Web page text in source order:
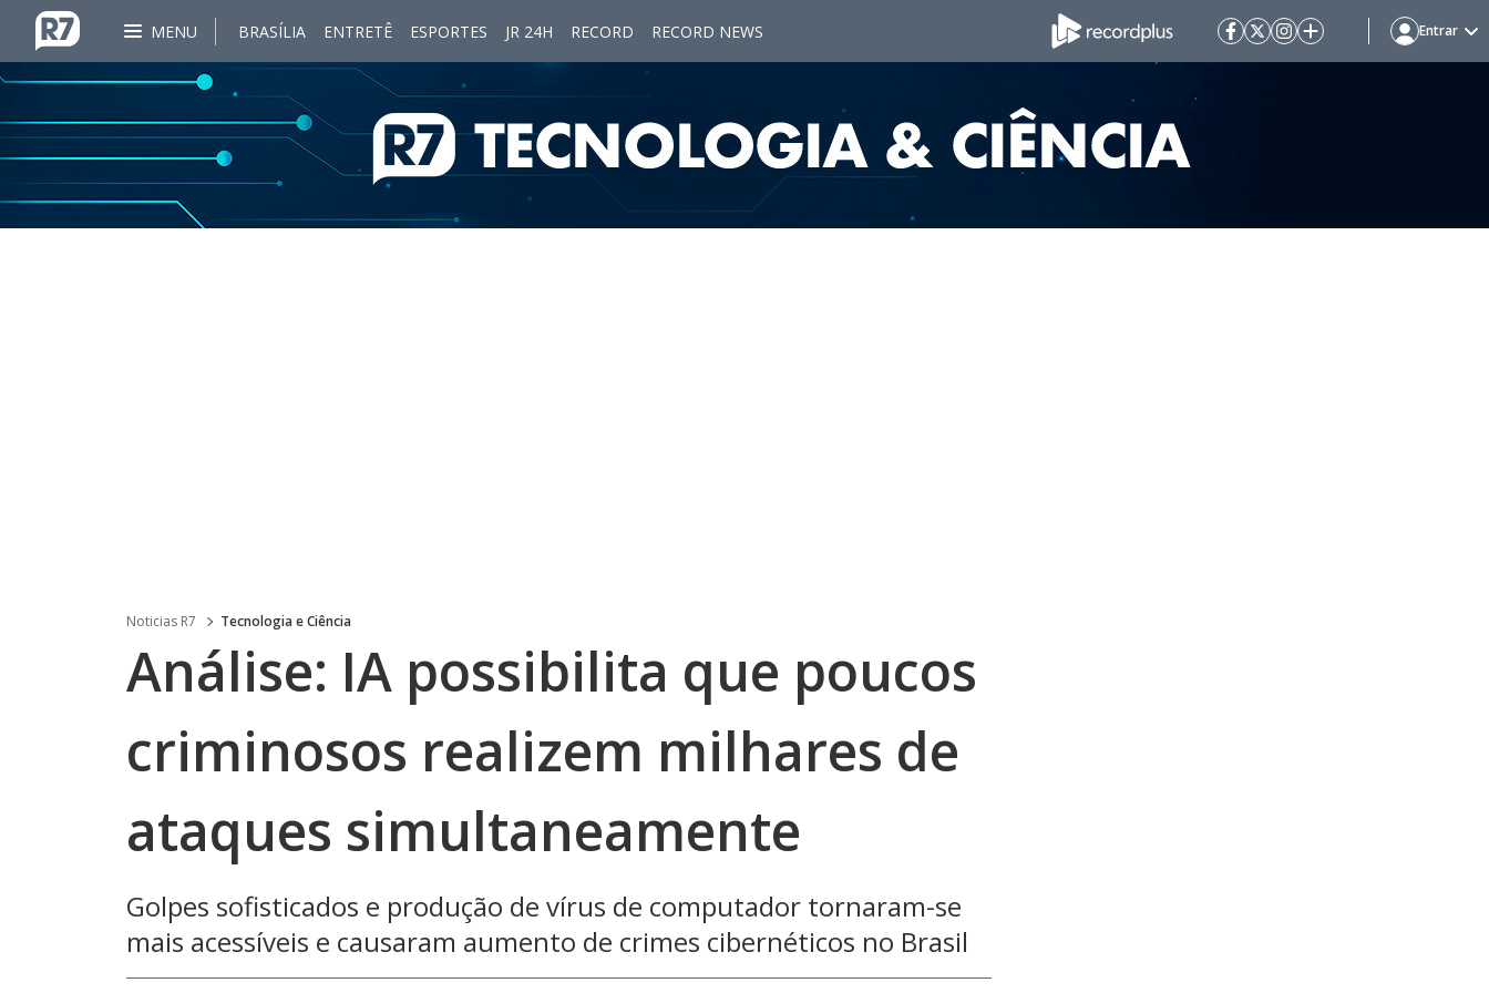
MENU BRASÍLIA ENTRETÊ ESPORTES JR 24H RECORD RECORD NEWS Entrar
Noticias R7 Tecnologia e Ciência
Análise: IA possibilita que poucos
criminosos realizem milhares de
ataques simultaneamente
Golpes sofisticados e produção de vírus de computador tornaram-se
mais acessíveis e causaram aumento de crimes cibernéticos no Brasil